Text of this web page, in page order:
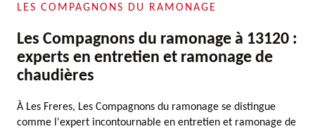
LES COMPAGNONS DU RAMONAGE
Les Compagnons du ramonage à 13120 :
experts en entretien et ramonage de
chaudières
À Les Freres, Les Compagnons du ramonage se distingue
comme l'expert incontournable en entretien et ramonage de